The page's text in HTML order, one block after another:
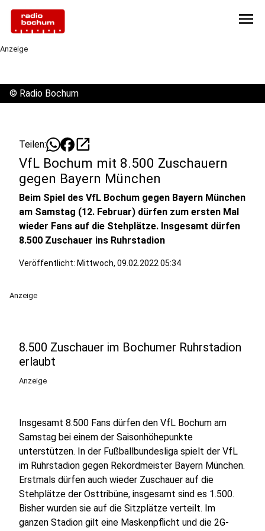
menu
Anzeige
© Radio Bochum
Teilen: open_in_new
VfL Bochum mit 8.500 Zuschauern
gegen Bayern München
Beim Spiel des VfL Bochum gegen Bayern München
am Samstag (12. Februar) dürfen zum ersten Mal
wieder Fans auf die Stehplätze. Insgesamt dürfen
8.500 Zuschauer ins Ruhrstadion
Veröffentlicht: Mittwoch, 09.02.2022 05:34
Anzeige
8.500 Zuschauer im Bochumer Ruhrstadion
erlaubt
Anzeige
Insgesamt 8.500 Fans dürfen den VfL Bochum am
Samstag bei einem der Saisonhöhepunkte
unterstützen. In der Fußballbundesliga spielt der VfL
im Ruhrstadion gegen Rekordmeister Bayern München.
Erstmals dürfen auch wieder Zuschauer auf die
Stehplätze der Osttribüne, insgesamt sind es 1.500.
Bisher wurden sie auf die Sitzplätze verteilt. Im
ganzen Stadion gilt eine Maskenpflicht und die 2G-